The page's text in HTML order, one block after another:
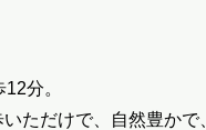
分。
ただけで、自然豊かで